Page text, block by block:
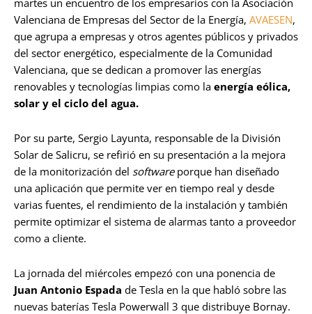
martes un encuentro de los empresarios con la Asociación
Valenciana de Empresas del Sector de la Energía, AVAESEN,
que agrupa a empresas y otros agentes públicos y privados
del sector energético, especialmente de la Comunidad
Valenciana, que se dedican a promover las energías
renovables y tecnologías limpias como la energía eólica,
solar y el ciclo del agua.
Por su parte, Sergio Layunta, responsable de la División
Solar de Salicru, se refirió en su presentación a la mejora
de la monitorización del softwareporque han diseñado
una aplicación que permite ver en tiempo real y desde
varias fuentes, el rendimiento de la instalación y también
permite optimizar el sistema de alarmas tanto a proveedor
como a cliente.
La jornada del miércoles empezó con una ponencia de
Juan Antonio Espada de Tesla en la que habló sobre las
nuevas baterías Tesla Powerwall 3 que distribuye Bornay.